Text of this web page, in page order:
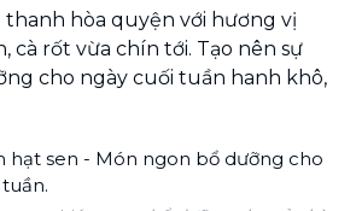
hòa quyện với hương vị
cà rốt vừa chín tới. Tạo nên sự
cho ngày cuối tuần hanh khô,